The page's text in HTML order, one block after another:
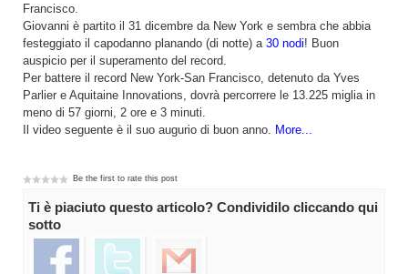
Francisco.
Giovanni è partito il 31 dicembre da New York e sembra che abbia
festeggiato il capodanno planando (di notte) a 30 nodi! Buon
auspicio per il superamento del record.
Per battere il record New York-San Francisco, detenuto da Yves
Parlier e Aquitaine Innovations, dovrà percorrere le 13.225 miglia in
meno di 57 giorni, 2 ore e 3 minuti.
Il video seguente è il suo augurio di buon anno. More...
Be the first to rate this post
Ti è piaciuto questo articolo? Condividilo cliccando qui
sotto